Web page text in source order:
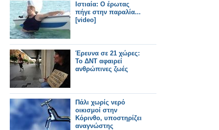
Ιστιαία: Ο έρωτας
πήγε στην παραλία...
[video]
Έρευνα σε 21 χώρες:
To ΔΝΤ αφαιρεί
ανθρώπινες ζωές
Πάλι χωρίς νερό
οικισμοί στην
Κόρινθο, υποστηρίζει
αναγνώστης